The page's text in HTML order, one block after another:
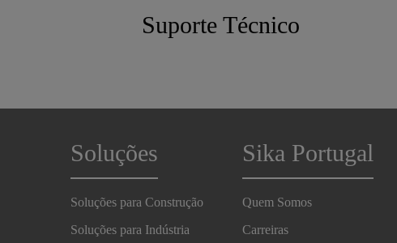
Suporte Técnico
Soluções
Soluções para Construção
Soluções para Indústria
Sika Portugal
Quem Somos
Carreiras